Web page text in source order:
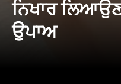
ਨਿਖਾਰ
ਉਪਾਅ